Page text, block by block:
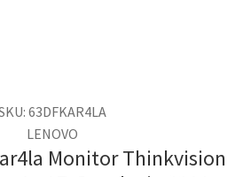
63DFKAR4LA
LENOVO
Monitor Thinkvision